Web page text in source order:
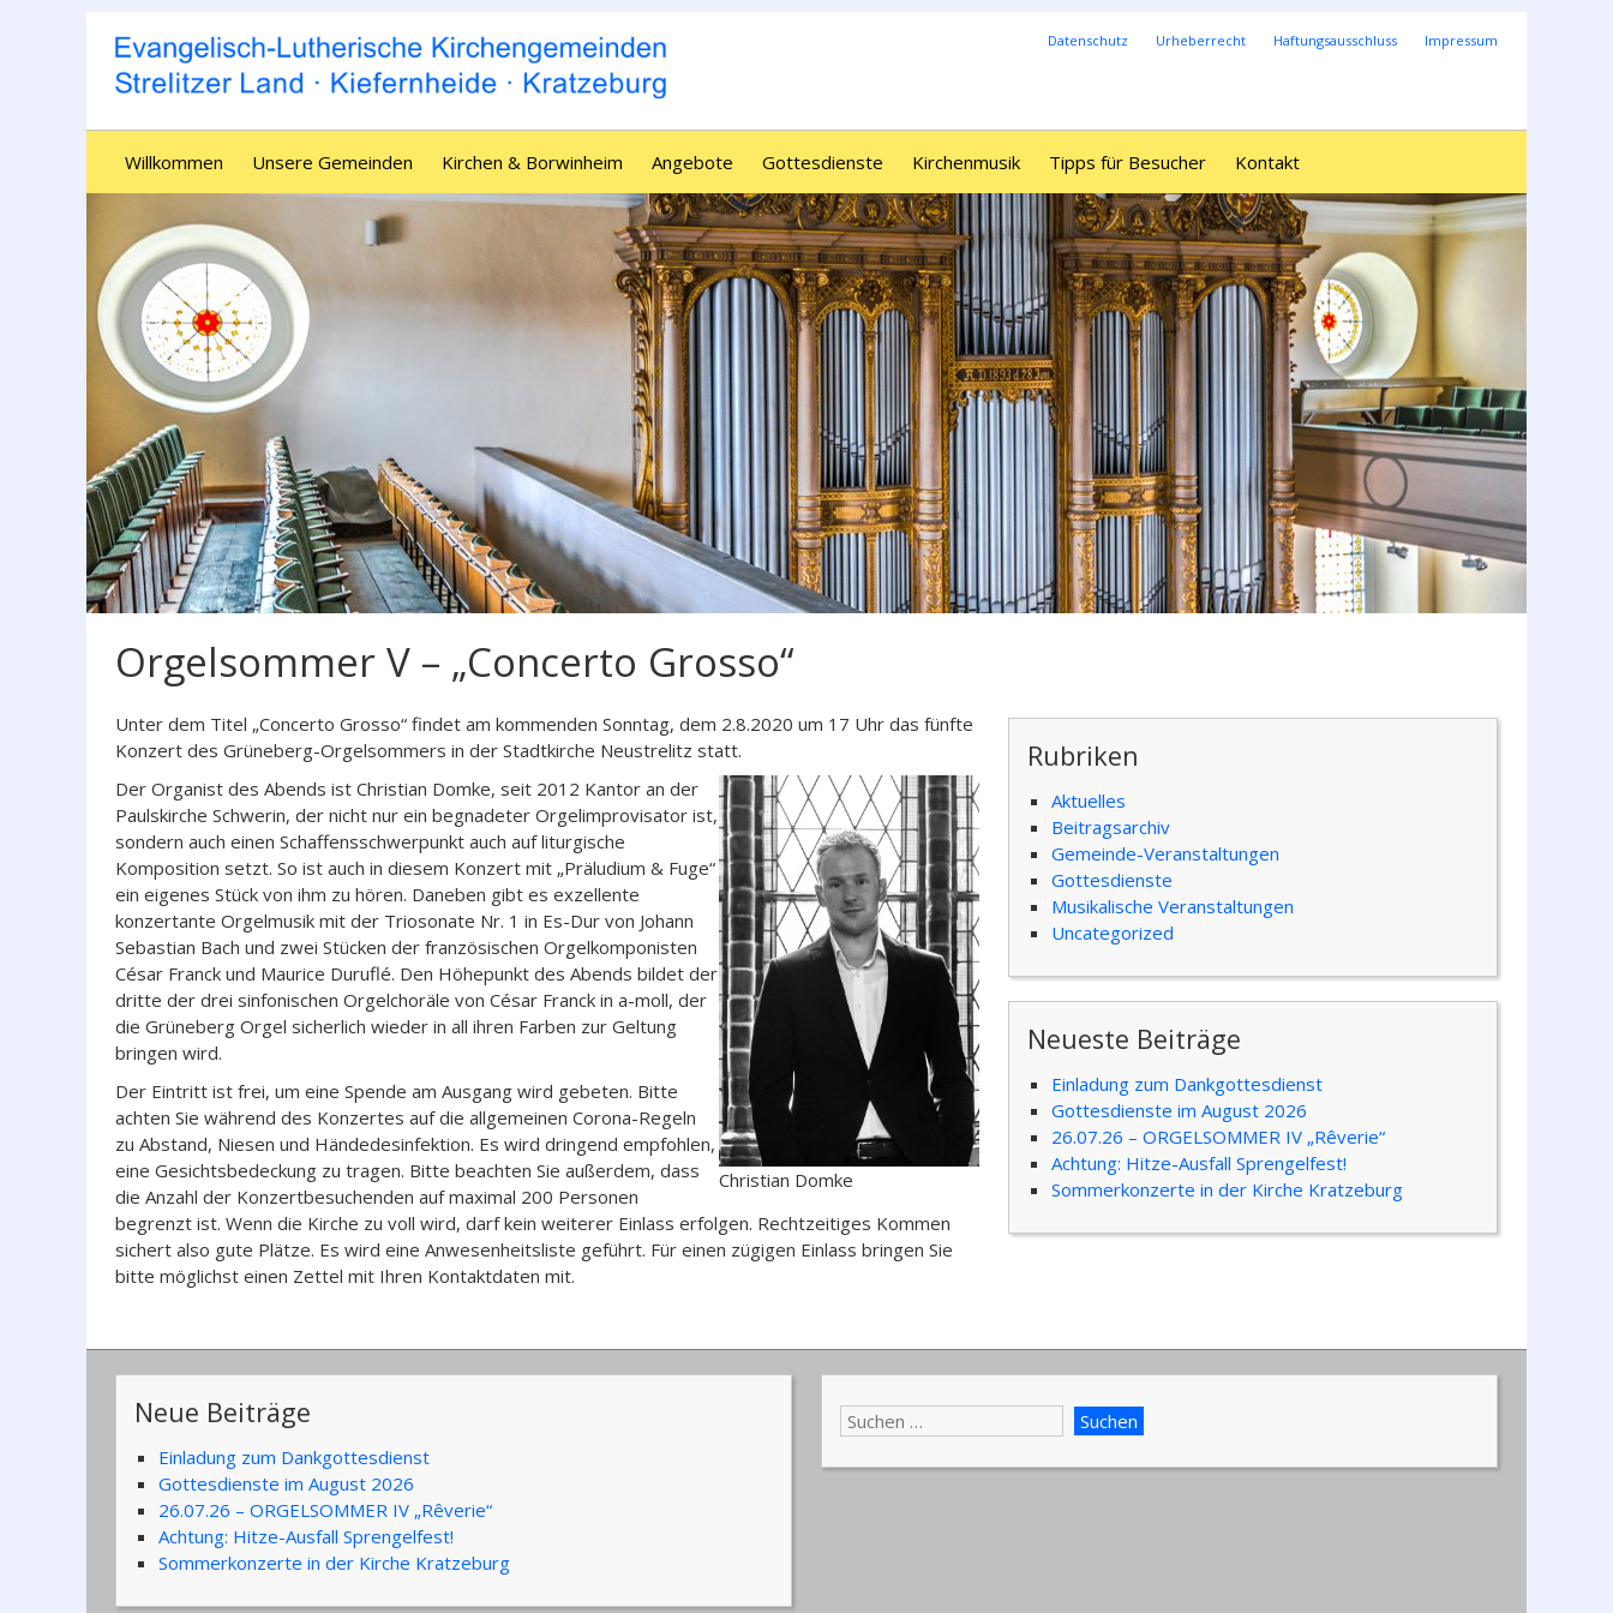
Datenschutz Urheberrecht Haftungsausschluss Impressum
Willkommen Unsere Gemeinden Kirchen & Borwinheim Angebote Gottesdienste Kirchenmusik Tipps für Besucher Kontakt
Orgelsommer V – „Concerto Grosso“
Unter dem Titel „Concerto Grosso“ findet am kommenden Sonntag, dem 2.8.2020 um 17 Uhr das fünfte
Konzert des Grüneberg-Orgelsommers in der Stadtkirche Neustrelitz statt.
Christian Domke
Der Organist des Abends ist Christian Domke, seit 2012 Kantor an der
Paulskirche Schwerin, der nicht nur ein begnadeter Orgelimprovisator ist,
sondern auch einen Schaffensschwerpunkt auch auf liturgische
Komposition setzt. So ist auch in diesem Konzert mit „Präludium & Fuge“
ein eigenes Stück von ihm zu hören. Daneben gibt es exzellente
konzertante Orgelmusik mit der Triosonate Nr. 1 in Es-Dur von Johann
Sebastian Bach und zwei Stücken der französischen Orgelkomponisten
César Franck und Maurice Duruflé. Den Höhepunkt des Abends bildet der
dritte der drei sinfonischen Orgelchoräle von César Franck in a-moll, der
die Grüneberg Orgel sicherlich wieder in all ihren Farben zur Geltung
bringen wird.
Der Eintritt ist frei, um eine Spende am Ausgang wird gebeten. Bitte
achten Sie während des Konzertes auf die allgemeinen Corona-Regeln
zu Abstand, Niesen und Händedesinfektion. Es wird dringend empfohlen,
eine Gesichtsbedeckung zu tragen. Bitte beachten Sie außerdem, dass
die Anzahl der Konzertbesuchenden auf maximal 200 Personen
begrenzt ist. Wenn die Kirche zu voll wird, darf kein weiterer Einlass erfolgen. Rechtzeitiges Kommen
sichert also gute Plätze. Es wird eine Anwesenheitsliste geführt. Für einen zügigen Einlass bringen Sie
bitte möglichst einen Zettel mit Ihren Kontaktdaten mit.
Rubriken
Aktuelles
Beitragsarchiv
Gemeinde-Veranstaltungen
Gottesdienste
Musikalische Veranstaltungen
Uncategorized
Neueste Beiträge
Einladung zum Dankgottesdienst
Gottesdienste im August 2026
26.07.26 – ORGELSOMMER IV „Rêverie“
Achtung: Hitze-Ausfall Sprengelfest!
Sommerkonzerte in der Kirche Kratzeburg
Neue Beiträge
Einladung zum Dankgottesdienst
Gottesdienste im August 2026
26.07.26 – ORGELSOMMER IV „Rêverie“
Achtung: Hitze-Ausfall Sprengelfest!
Sommerkonzerte in der Kirche Kratzeburg